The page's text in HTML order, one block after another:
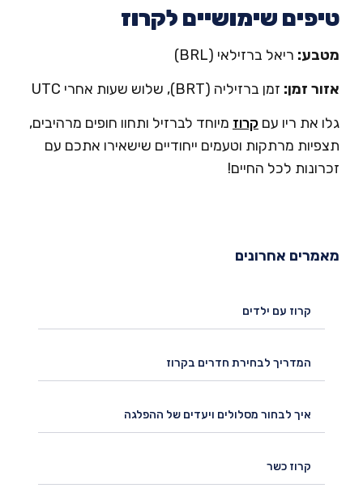
שימושיים לקרוז
ריאל ברזילאי (BRL)
זמן:זמן ברזיליה (BRT), שלוש שעות אחרי UTC
את ריו עםקרוזמיוחד לברזיל ותחוו חופים מרהיבים,
מרתקות וטעמים ייחודיים שישאירו אתכם עם
לכל החיים!
אחרונים
קרוז עם ילדים
המדריך לבחירת חדרים בקרוז
איך לבחור מסלולים ויעדים של ההפלגה
קרוז כשר